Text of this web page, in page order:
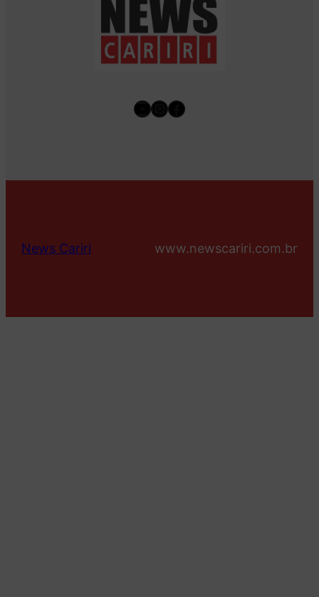
Youtube
Instagram
Facebook
News Cariri www.newscariri.com.br